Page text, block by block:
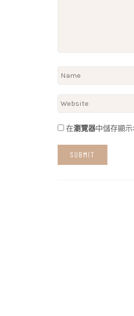
在瀏覽器中儲存顯